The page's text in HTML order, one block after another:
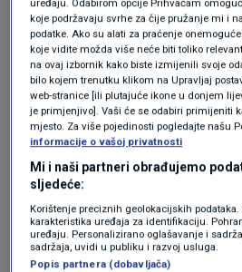
Višetarifna
Za kućanstva u kojima se
energije obračunava po
odnosno dnevnoj i noćnoj,
1. studenog je:
u dnevnoj tarifi
u noćnoj tarifi 0,047688
uređaju. Odabirom opcije Prihvaćam
koje podržavaju svrhe za čije pružanje mi i
podatke. Ako su alati za praćenje
koje vidite možda više neće biti toliko
na ovaj izbornik kako biste izmijenili svoje
bilo kojem trenutku klikom na Upravljaj
web-stranice [ili plutajuće ikone u donjem
je primjenjivo]. Vaši će se odabiri primijeniti
mjesto. Za više pojedinosti pogledajte našu
informacije o vašoj privatnosti
Mi i naši partneri obrađujemo
sljedeće:
Korištenje preciznih geolokacijskih
karakteristika uređaja za identifikaciju.
uređaju. Personalizirano oglašavanje i
sadržaja, uvidi u publiku i razvoj usluga.
Popis partnera (dobavljača)